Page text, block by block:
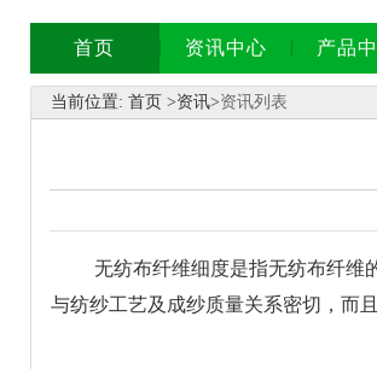
首页 资讯中心 产品
当前位置: 首页 >资讯>资讯列表
无纺布纤维细度是指无纺布纤维
与纺纱工艺及成纱质量关系密切，而